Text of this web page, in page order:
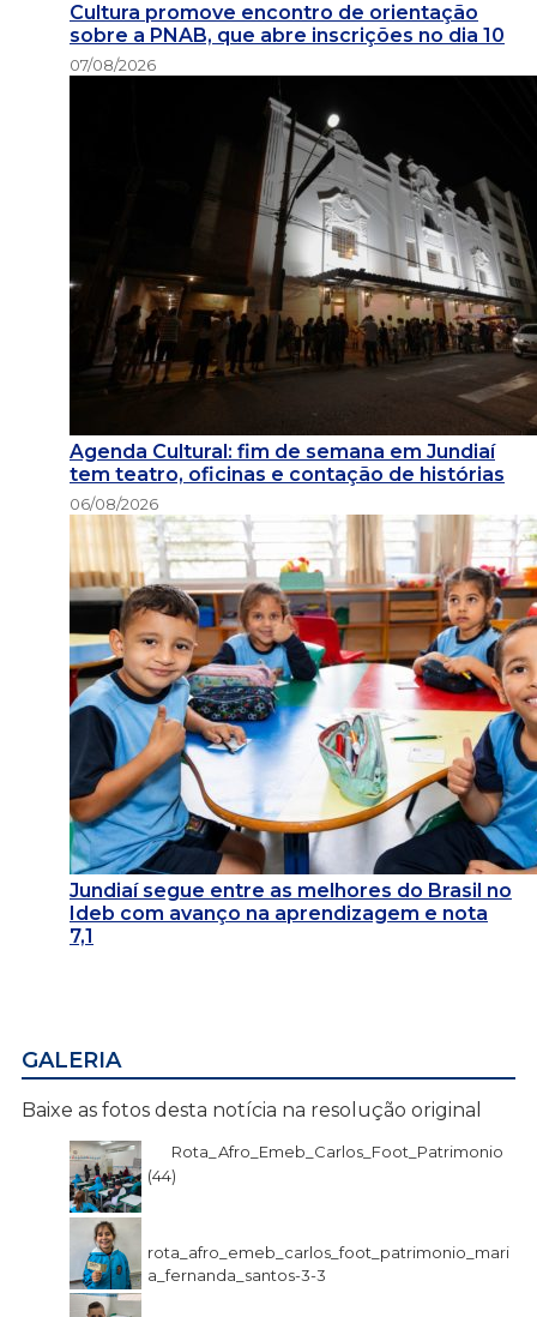
Cultura promove encontro de orientação
sobre a PNAB, que abre inscrições no dia 10
07/08/2026
Agenda Cultural: fim de semana em Jundiaí
tem teatro, oficinas e contação de histórias
06/08/2026
Jundiaí segue entre as melhores do Brasil no
Ideb com avanço na aprendizagem e nota
7,1
GALERIA
Baixe as fotos desta notícia na resolução original
Rota_Afro_Emeb_Carlos_Foot_Patrimonio
(44)
rota_afro_emeb_carlos_foot_patrimonio_mari
a_fernanda_santos-3-3